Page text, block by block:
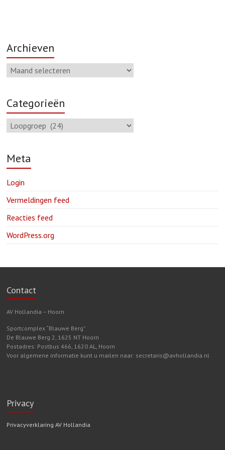
Archieven
Categorieën
Meta
Login
Vermeldingen feed
Reacties feed
WordPress.org
Contact
AV Hollandia – Hoorn
Sportcomplex “Blauwe Berg”
De Blauwe Berg 2, 1625 NT Hoorn
Postadres: Postbus 466, 1620 AL, Hoorn
Voor algemene informatie kunt u mailen naar: secretaris@avhollandia.nl
Privacy
Privacyverklaring AV Hollandia